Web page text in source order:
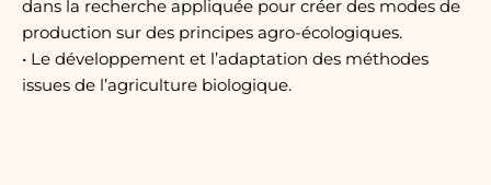
dans la recherche appliquée pour créer des modes de
production sur des principes agro-écologiques.
• Le développement et l’adaptation des méthodes
issues de l’agriculture biologique.